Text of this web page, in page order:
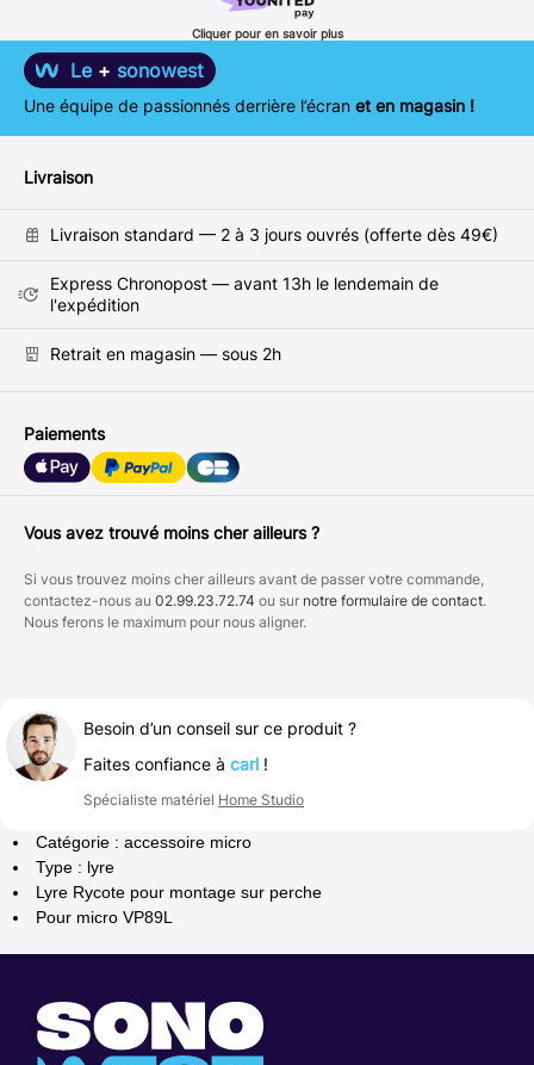
Cliquer pour en savoir plus
Le + sonowest
Une équipe de passionnés derrière l’écran et en magasin !
Livraison
Livraison standard — 2 à 3 jours ouvrés (offerte dès 49€)
Express Chronopost — avant 13h le lendemain de
l'expédition
Retrait en magasin — sous 2h
Paiements
Vous avez trouvé moins cher ailleurs ?
Si vous trouvez moins cher ailleurs avant de passer votre commande,
contactez-nous au 02.99.23.72.74 ou sur notre formulaire de contact.
Nous ferons le maximum pour nous aligner.
Besoin d’un conseil sur ce produit ?
Faites confiance à carl !
Spécialiste matériel Home Studio
Catégorie : accessoire micro
Type : lyre
Lyre Rycote pour montage sur perche
Pour micro VP89L